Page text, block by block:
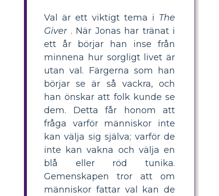
Val är ett viktigt tema i The
Giver. När Jonas har tränat i
ett år börjar han inse från
minnena hur sorgligt livet är
utan val. Färgerna som han
börjar se är så vackra, och
han önskar att folk kunde se
dem. Detta får honom att
fråga varför människor inte
kan välja sig själva; varför de
inte kan vakna och välja en
blå eller röd tunika.
Gemenskapen tror att om
människor fattar val kan de